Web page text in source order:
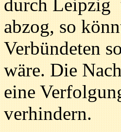
durch Leipzig
abzog, so
Verbündeten
wäre. Die
eine
verhindern.